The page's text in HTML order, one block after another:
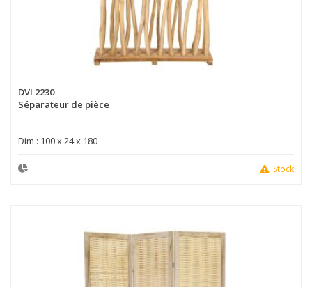
DVI 2230
Séparateur de pièce
Dim : 100 x 24 x 180
Stock